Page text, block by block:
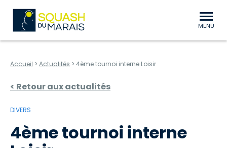
MENU
Accueil > Actualités > 4ème tournoi interne Loisir
< Retour aux actualités
DIVERS
4ème tournoi interne